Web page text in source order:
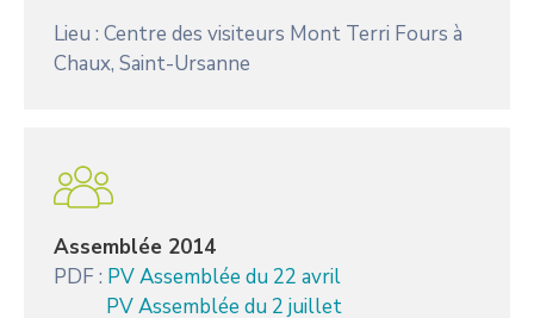
Lieu : Centre des visiteurs Mont Terri Fours à
Chaux, Saint-Ursanne
Assemblée 2014
PDF : PV Assemblée du 22 avril
PV Assemblée du 2 juillet